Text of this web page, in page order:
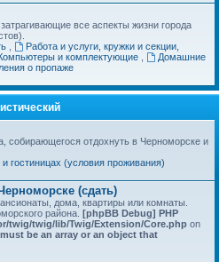
все аспекты жизни города
Работа и услуги, кружки и секции,
и комплектующие
Домашние
о пропаже
собирающегося отдохнуть в Черноморске и
гостиницах (условия проживания)
(сдать)
дома, квартиры или комнаты.
района. [phpBB Debug] PHP
twig/twig/lib/Twig/Extension/Core.php on
be an array or an object that